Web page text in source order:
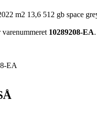
m2 13,6 512 gb space
10289208-EA.
EA